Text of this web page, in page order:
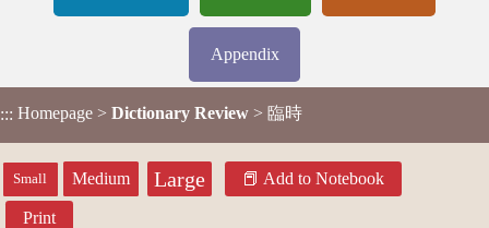
Appendix
::: Homepage > Dictionary Review > 臨時
Small Medium Large Add to Notebook
Print